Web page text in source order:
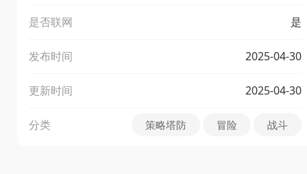
是否联网 是
发布时间 2025-04-30
更新时间 2025-04-30
分类 策略塔防 冒险 战斗